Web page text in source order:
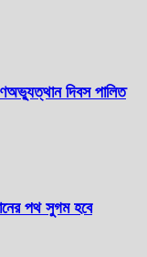
দিবস পালিত
পথ সুগম হবে